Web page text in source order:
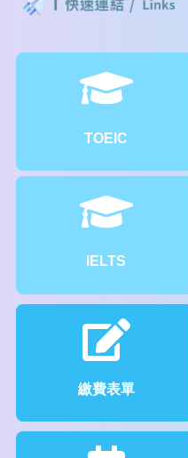
TOEIC
IELTS
繳費表單